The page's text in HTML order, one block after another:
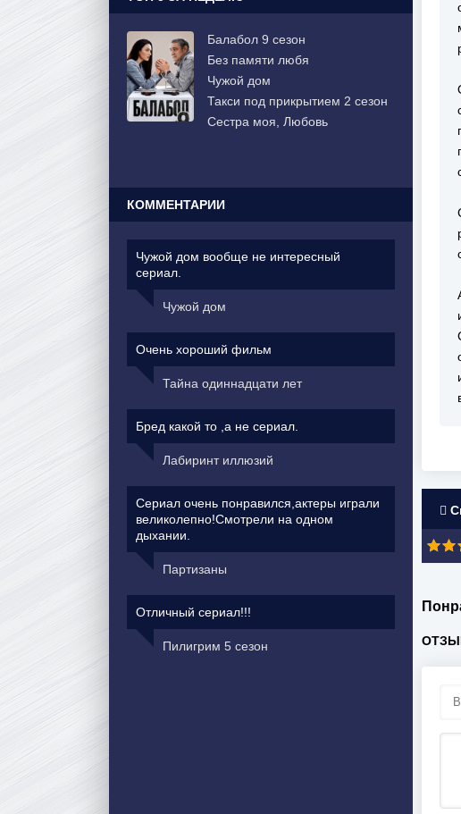
Балабол 9 сезон
Без памяти любя
Чужой дом
Такси под прикрытием 2 сезон
Сестра моя, Любовь
КОММЕНТАРИИ
Чужой дом вообще не интересный
сериал.
Чужой дом
Очень хороший фильм
Тайна одиннадцати лет
Бред какой то ,а не сериал.
Лабиринт иллюзий
Сериал очень понравился,актеры играли
великолепно!Смотрели на одном
дыхании.
Партизаны
Отличный сериал!!!
Пилигрим 5 сезон